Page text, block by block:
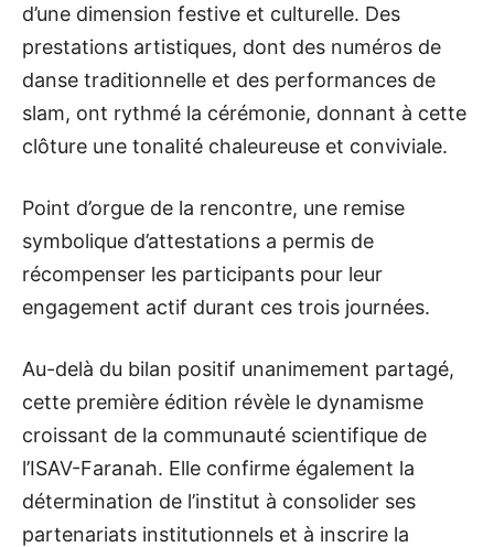
d’une dimension festive et culturelle. Des
prestations artistiques, dont des numéros de
danse traditionnelle et des performances de
slam, ont rythmé la cérémonie, donnant à cette
clôture une tonalité chaleureuse et conviviale.
Point d’orgue de la rencontre, une remise
symbolique d’attestations a permis de
récompenser les participants pour leur
engagement actif durant ces trois journées.
Au-delà du bilan positif unanimement partagé,
cette première édition révèle le dynamisme
croissant de la communauté scientifique de
l’ISAV-Faranah. Elle confirme également la
détermination de l’institut à consolider ses
partenariats institutionnels et à inscrire la